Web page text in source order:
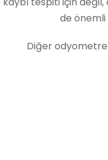
de
Diğer odyometre